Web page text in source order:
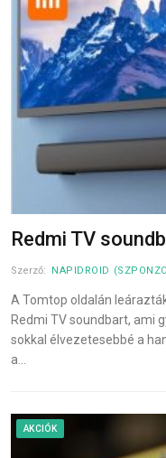
Redmi TV
Szerző: NAPIDROID
A Tomtop oldalán
Redmi TV soundbart, ami
sokkal élvezetesebbé a
a…
AKCIÓK